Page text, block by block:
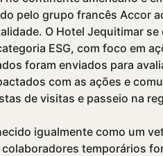
pelo grupo francês Accor
O Hotel Jequitimar
ESG, com foco em
foram enviados para
com as ações e
de visitas e passeio na
igualmente como um
temporários